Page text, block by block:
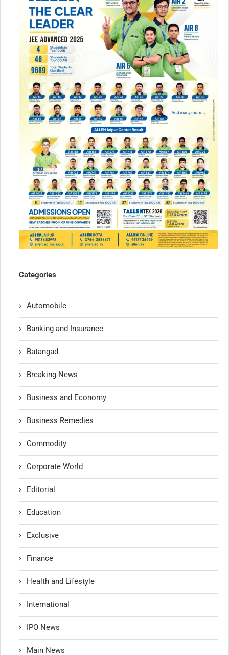
Categories
Automobile
Banking and Insurance
Batangad
Breaking News
Business and Economy
Business Remedies
Commodity
Corporate World
Editorial
Education
Exclusive
Finance
Health and Lifestyle
International
IPO News
Main News